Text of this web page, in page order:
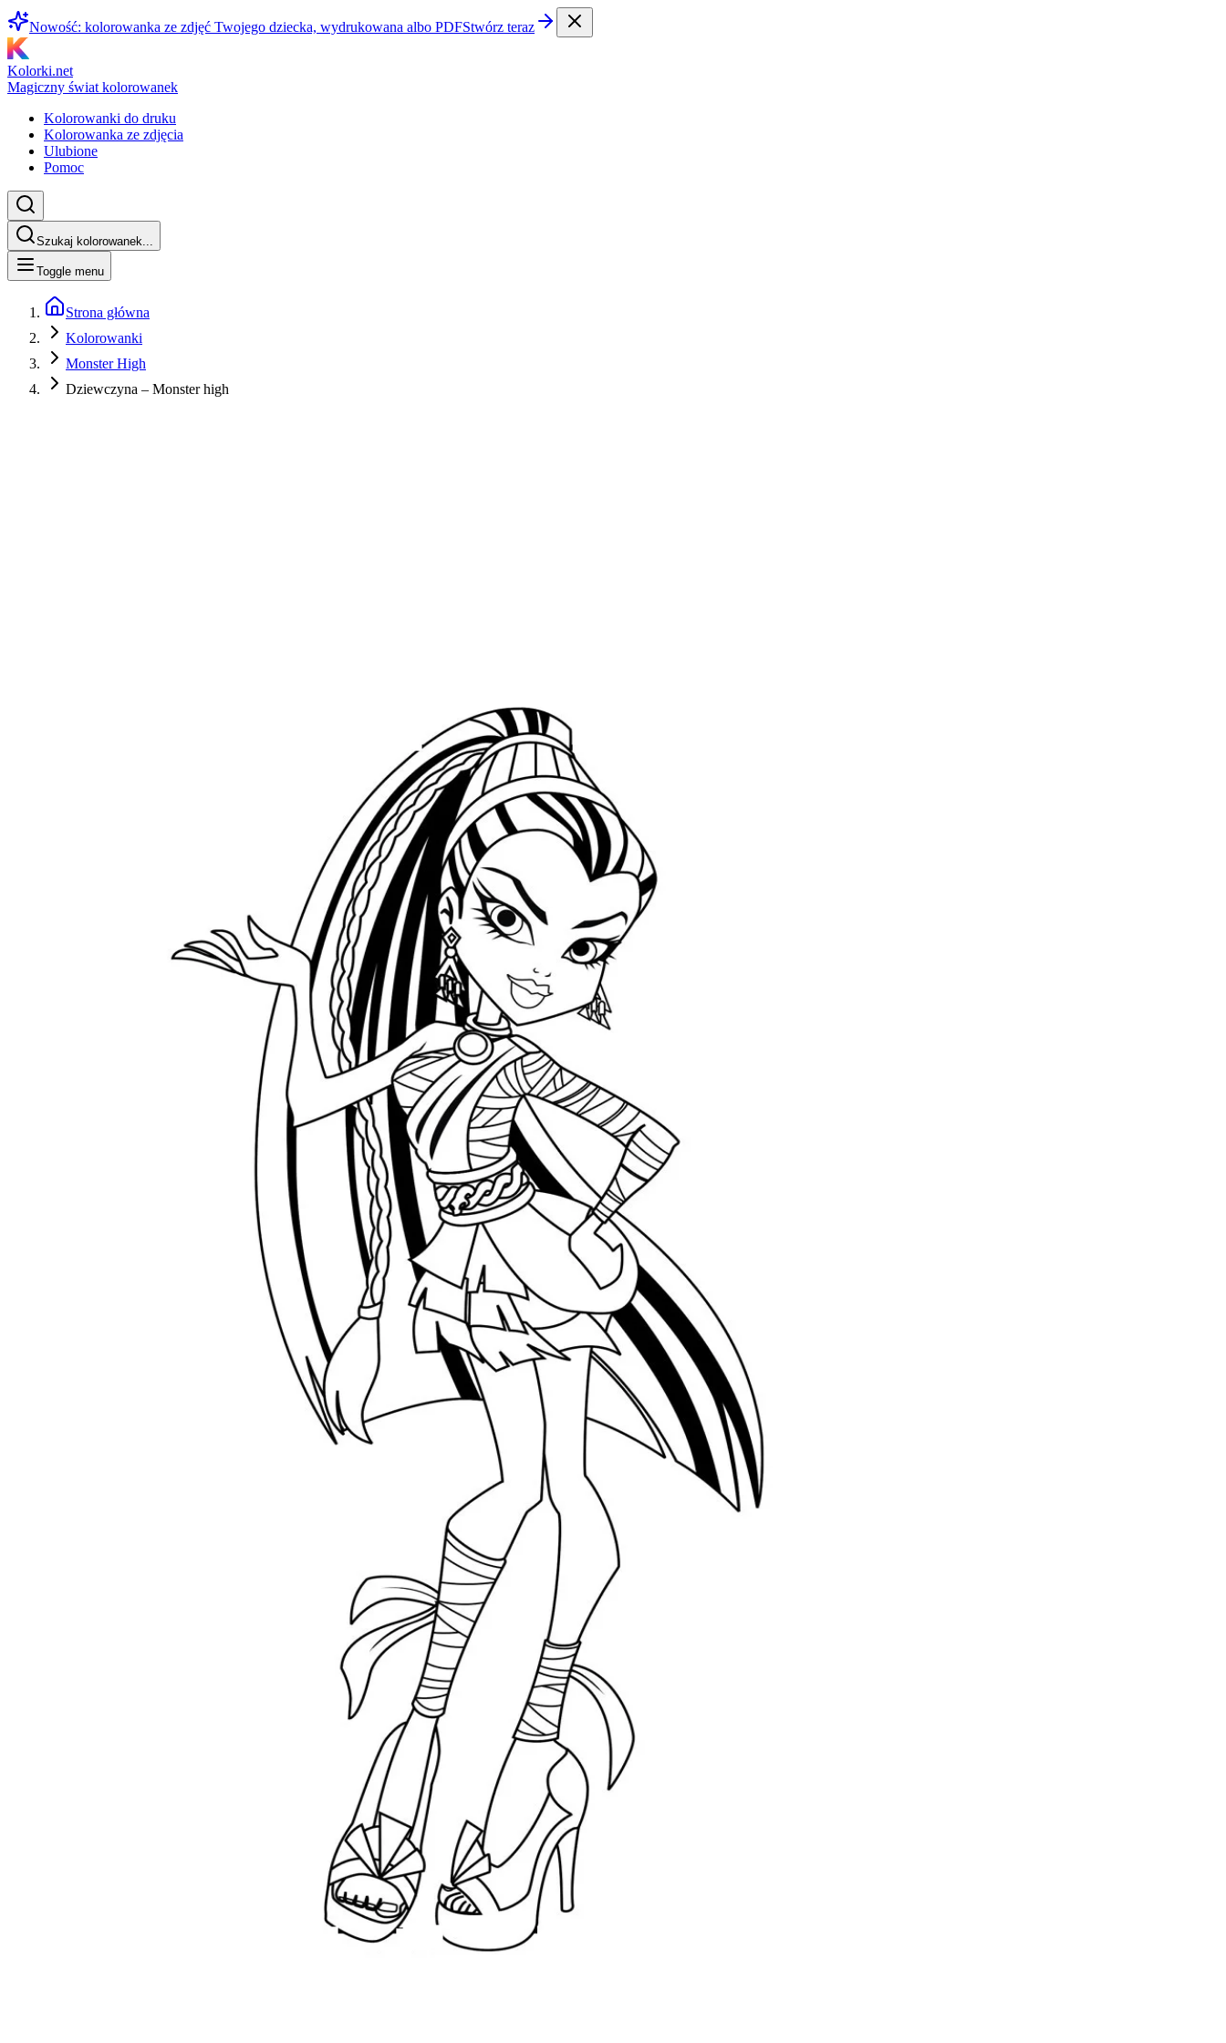
Nowość: kolorowanka ze zdjęć Twojego dziecka, wydrukowana albo PDFStwórz teraz
Kolorki.net
Magiczny świat kolorowanek
Kolorowanki do druku
Kolorowanka ze zdjęcia
Ulubione
Pomoc
Szukaj kolorowanek...
Toggle menu
Strona główna
Kolorowanki
Monster High
Dziewczyna – Monster high